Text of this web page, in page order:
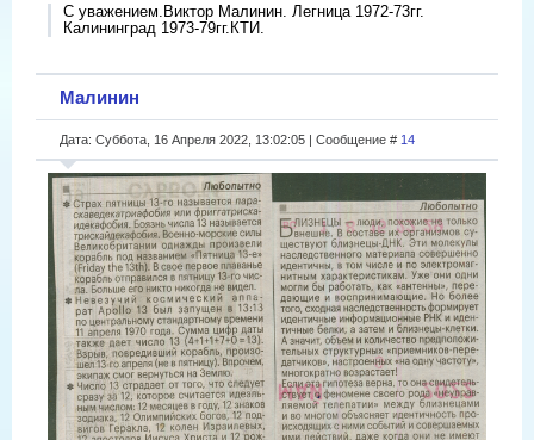
С уважением.Виктор Малинин. Легница 1972-73гг.
Калининград 1973-79гг.КТИ.
Малинин
Дата: Суббота, 16 Апреля 2022, 13:02:05 | Сообщение # 14